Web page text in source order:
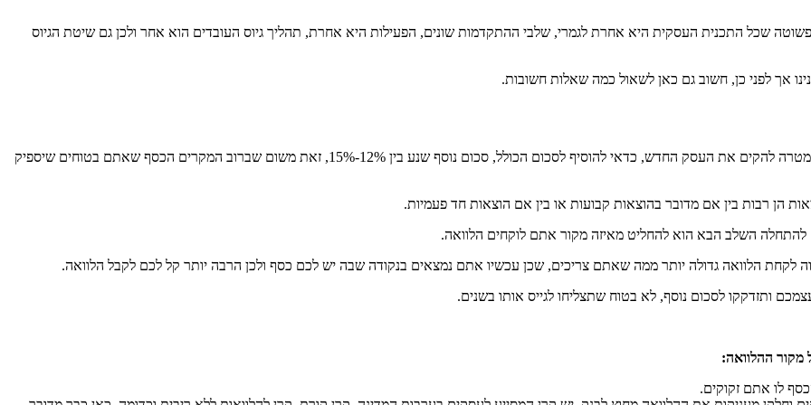
שכל התכנית העסקית היא אחרת לגמרי, שלבי ההתקדמות שונים, הפעילות היא אחרת, תהליך גיוס העובדים הוא אחר ולכן גם שיטת הגיוס
אך לפני כן, חשוב גם כאן לשאול כמה שאלות חשובות.
לאחר שביצעתם רשימה מסודרת של כל ההשקעות אותן עליכם להשקיע במטרה להקים את העסק החדש, כדאי להוסיף לסכום הכולל, סכום נוסף שנע בין 12%-15%, זאת משום שברוב המקרים הכסף שאתם בטוחים שיספיק
הן רבות בין אם מדובר בהוצאות קבועות או בין אם הוצאות חד פעמיות.
השלב הבא הוא להחליט מאיזה מקור אתם לוקחים הלוואה.
לקחת הלוואה גדולה יותר ממה שאתם צריכים, שכן עכשיו אתם נמצאים בנקודה שבה יש לכם כסף ולכן הרבה יותר קל לכם לקבל הלוואה.
ותזדקקו לסכום נוסף, לא בטוח שתצליחו לגייס אותו בשנים.
ההלוואה:
לו אתם זקוקים.